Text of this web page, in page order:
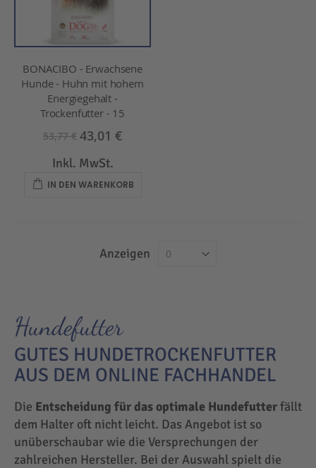
BONACIBO - Erwachsene
Hunde - Huhn mit hohem
Energiegehalt -
Trockenfutter - 15
53,77 € 43,01 €
Inkl. MwSt.
IN DEN WARENKORB
Anzeigen
Hundefutter
GUTES HUNDETROCKENFUTTER
AUS DEM ONLINE FACHHANDEL
Die Entscheidung für das optimale Hundefutterfällt
dem Halter oft nicht leicht. Das Angebot ist so
unüberschaubar wie die Versprechungen der
zahlreichen Hersteller. Bei der Auswahl spielt die